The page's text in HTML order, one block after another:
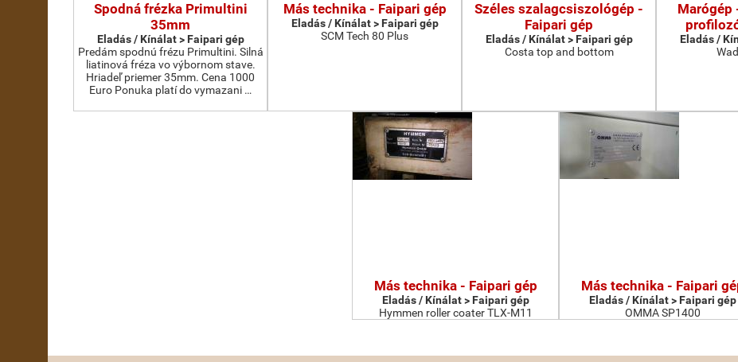
Spodná frézka Primultini
35mm
Eladás / Kínálat > Faipari gép
Predám spodnú frézu Primultini. Silná
liatinová fréza vo výbornom stave.
Hriadeľ priemer 35mm. Cena 1000
Euro Ponuka platí do vymazani …
Más technika - Faipari gép
Eladás / Kínálat > Faipari gép
SCM Tech 80 Plus
Széles szalagcsiszológép -
Faipari gép
Eladás / Kínálat > Faipari gép
Costa top and bottom
Marógép
Eladás /
Más technika - Faipari gép
Eladás / Kínálat > Faipari gép
Hymmen roller coater TLX-M11
Más technika - Faipari
Eladás / Kínálat > Faipari gép
OMMA SP1400